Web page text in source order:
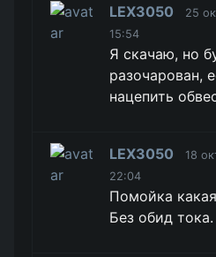
LEX3050
25
15:54
Я скачаю, но
разочарован,
нацепить
LEX3050
18
22:04
Помойка
Без обид тока.